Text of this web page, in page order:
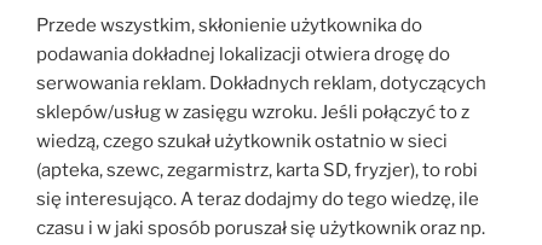
Przede wszystkim, skłonienie użytkownika do
podawania dokładnej lokalizacji otwiera drogę do
serwowania reklam. Dokładnych reklam, dotyczących
sklepów/usług w zasięgu wzroku. Jeśli połączyć to z
wiedzą, czego szukał użytkownik ostatnio w sieci
(apteka, szewc, zegarmistrz, karta SD, fryzjer), to robi
się interesująco. A teraz dodajmy do tego wiedzę, ile
czasu i w jaki sposób poruszał się użytkownik oraz np.